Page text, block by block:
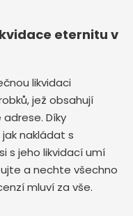
eternitu v
likvidaci
jež obsahují
Díky
nakládat s
s jeho likvidací umí
a nechte všechno
mluví za vše.